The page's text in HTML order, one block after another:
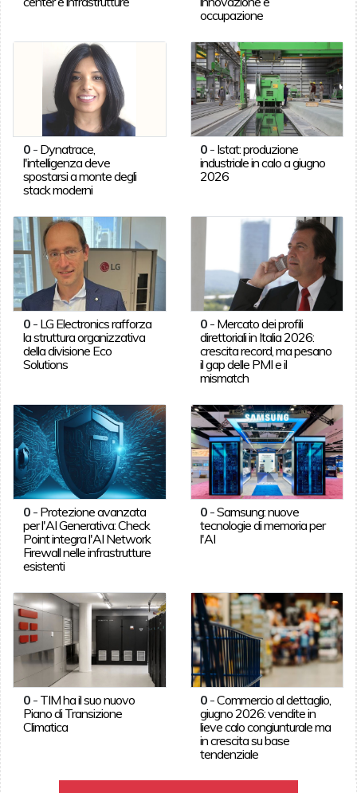
occupazione
0- Dynatrace,
l'intelligenza deve
spostarsi a monte degli
stack moderni
0 - Istat: produzione
industriale in calo a giugno
2026
0- LG Electronics rafforza
la struttura organizzativa
della divisione Eco
Solutions
0 - Mercato dei profili
direttoriali in Italia 2026:
crescita record, ma pesano
il gap delle PMI e il
mismatch
0- Protezione avanzata
per l'AI Generativa: Check
Point integra l'AI Network
Firewall nelle infrastrutture
esistenti
0 -Samsung: nuove
tecnologie di memoria per
l'AI
0- TIM ha il suo nuovo
Piano di Transizione
Climatica
0 -Commercio al dettaglio,
giugno 2026: vendite in
lieve calo congiunturale ma
in crescita su base
tendenziale